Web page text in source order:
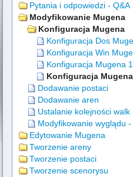
Pytania i odpowiedzi - Q&A
Modyfikowanie Mugena
Konfiguracja Mugena
Konfiguracja Dos
Konfiguracja Win
Konfiguracja Mugena
Konfiguracja
Dodawanie postaci
Dodawanie aren
Ustalanie kolejności walk
Modyfikowanie wyglądu
Edytowanie Mugena
Tworzenie areny
Tworzenie postaci
Tworzenie scenorysu